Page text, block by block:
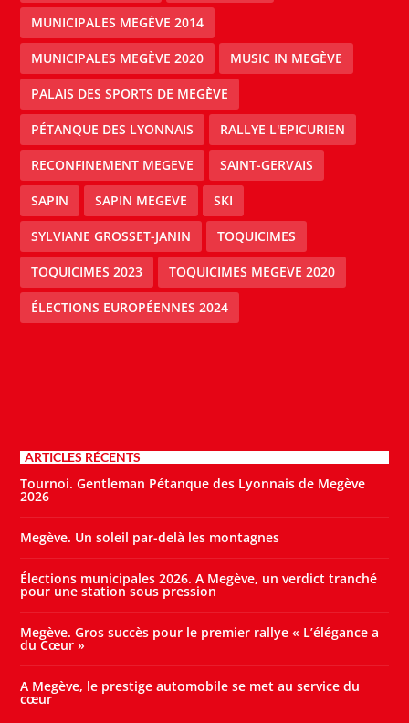
MUNICIPALES MEGÈVE 2014
MUNICIPALES MEGÈVE 2020 MUSIC IN MEGÈVE
PALAIS DES SPORTS DE MEGÈVE
PÉTANQUE DES LYONNAIS RALLYE L'EPICURIEN
RECONFINEMENT MEGEVE SAINT-GERVAIS
SAPIN SAPIN MEGEVE SKI
SYLVIANE GROSSET-JANIN TOQUICIMES
TOQUICIMES 2023 TOQUICIMES MEGEVE 2020
ÉLECTIONS EUROPÉENNES 2024
ARTICLES RÉCENTS
Tournoi. Gentleman Pétanque des Lyonnais de Megève
2026
Megève. Un soleil par-delà les montagnes
Élections municipales 2026. A Megève, un verdict tranché
pour une station sous pression
Megève. Gros succès pour le premier rallye « L’élégance a
du Cœur »
A Megève, le prestige automobile se met au service du
cœur